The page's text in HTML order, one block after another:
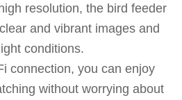
resolution, the bird feeder
and vibrant images and
conditions.
connection, you can enjoy
without worrying about